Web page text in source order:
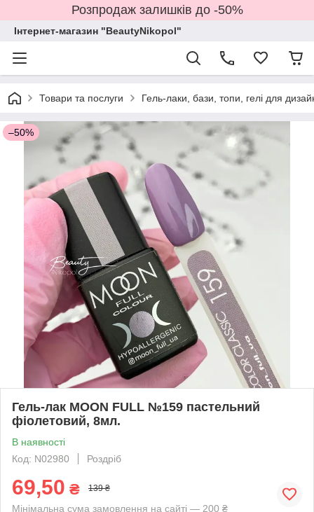
Розпродаж залишків до -50%
Інтернет-магазин "BeautyNikopol"
Товари та послуги Гель-лаки, бази, топи, гелі для
–50%
Гель-лак MOON FULL №159 пастельний
фіолетовий, 8мл.
В наявності
Код: N02980
Роздріб
69,50 ₴ 139 ₴
Мінімальна сума замовлення на сайті — 200 ₴